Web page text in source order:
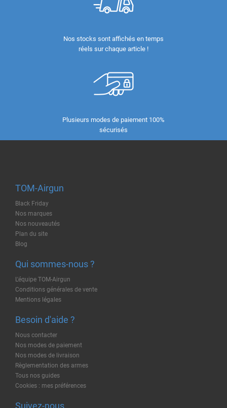
Nos stocks sont affichés en temps
réels sur chaque article !
Plusieurs modes de paiement 100%
sécurisés
TOM-Airgun
Black Friday
Nos marques
Nos nouveautés
Plan du site
Blog
Qui sommes-nous ?
L'équipe TOM-Airgun
Conditions générales de vente
Mentions légales
Besoin d'aide ?
Nous contacter
Nos modes de paiement
Nos modes de livraison
Règlementation des armes
Tous nos guides
Cookies : mes préférences
Suivez-nous